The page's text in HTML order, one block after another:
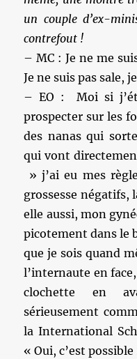
un couple d’ex-
contrefout !
– MC : Je ne me
Je ne suis pas sale,
– EO : Moi si
prospecter sur les
des nanas qui
qui vont
» j’ai eu mes
grossesse négatifs,
elle aussi, mon
picotement dans le
que je sois quand
l’internaute en
clochette en
sérieusement
la International
« Oui, c’est